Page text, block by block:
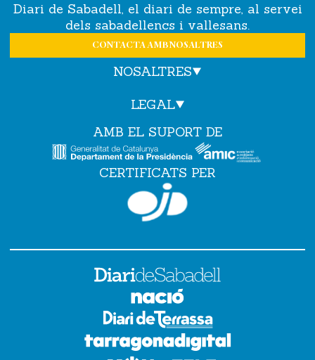
Diari de Sabadell, el diari de sempre, al servei
dels sabadellencs i vallesans.
CONTACTA AMB NOSALTRES
NOSALTRES
LEGAL
AMB EL SUPORT DE
CERTIFICATS PER